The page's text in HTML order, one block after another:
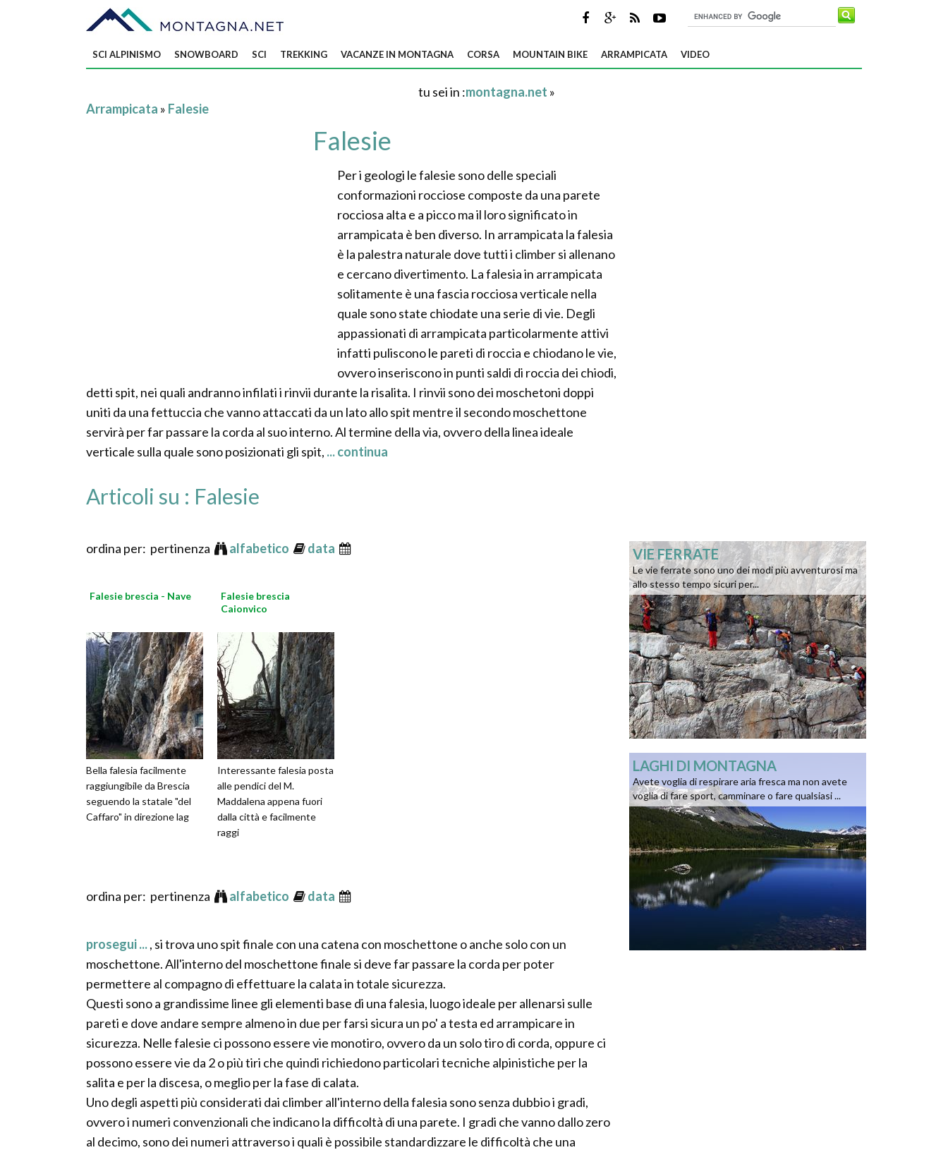
SCI ALPINISMO SNOWBOARD SCI TREKKING VACANZE IN MONTAGNA CORSA MOUNTAIN BIKE ARRAMPICATA VIDEO
tu sei in :montagna.net »
Arrampicata » Falesie
Falesie
Per i geologi le falesie sono delle speciali
conformazioni rocciose composte da una parete
rocciosa alta e a picco ma il loro significato in
arrampicata è ben diverso. In arrampicata la falesia
è la palestra naturale dove tutti i climber si allenano
e cercano divertimento. La falesia in arrampicata
solitamente è una fascia rocciosa verticale nella
quale sono state chiodate una serie di vie. Degli
appassionati di arrampicata particolarmente attivi
infatti puliscono le pareti di roccia e chiodano le vie,
ovvero inseriscono in punti saldi di roccia dei chiodi,
detti spit, nei quali andranno infilati i rinvii durante la risalita. I rinvii sono dei moschetoni doppi
uniti da una fettuccia che vanno attaccati da un lato allo spit mentre il secondo moschettone
servirà per far passare la corda al suo interno. Al termine della via, ovvero della linea ideale
verticale sulla quale sono posizionati gli spit, ... continua
Articoli su : Falesie
ordina per: pertinenza alfabetico data
Falesie brescia - Nave
Bella falesia facilmente
raggiungibile da Brescia
seguendo la statale "del
Caffaro" in direzione lag
Falesie brescia
Caionvico
Interessante falesia posta
alle pendici del M.
Maddalena appena fuori
dalla città e facilmente
raggi
ordina per: pertinenza alfabetico data
prosegui ..., si trova uno spit finale con una catena con moschettone o anche solo con un
moschettone. All'interno del moschettone finale si deve far passare la corda per poter
permettere al compagno di effettuare la calata in totale sicurezza.
Questi sono a grandissime linee gli elementi base di una falesia, luogo ideale per allenarsi sulle
pareti e dove andare sempre almeno in due per farsi sicura un po' a testa ed arrampicare in
sicurezza. Nelle falesie ci possono essere vie monotiro, ovvero da un solo tiro di corda, oppure ci
possono essere vie da 2 o più tiri che quindi richiedono particolari tecniche alpinistiche per la
salita e per la discesa, o meglio per la fase di calata.
Uno degli aspetti più considerati dai climber all'interno della falesia sono senza dubbio i gradi,
ovvero i numeri convenzionali che indicano la difficoltà di una parete. I gradi che vanno dallo zero
al decimo, sono dei numeri attraverso i quali è possibile standardizzare le difficoltà che una
VIE FERRATE
Le vie ferrate sono uno dei modi più avventurosi ma
allo stesso tempo sicuri per...
LAGHI DI MONTAGNA
Avete voglia di respirare aria fresca ma non avete
voglia di fare sport, camminare o fare qualsiasi ...